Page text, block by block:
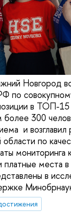
Новгород
по
в ТОП-15
более 300
и возглавил
по
мониторинга
места в
в